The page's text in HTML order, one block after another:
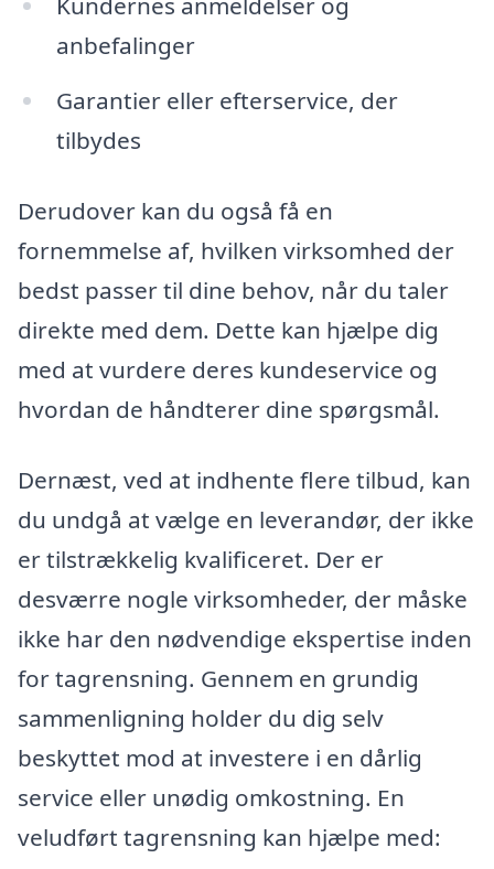
anbefalinger
Garantier eller efterservice, der
tilbydes
Derudover kan du også få en
fornemmelse af, hvilken virksomhed der
bedst passer til dine behov, når du taler
direkte med dem. Dette kan hjælpe dig
med at vurdere deres kundeservice og
hvordan de håndterer dine spørgsmål.
Dernæst, ved at indhente flere tilbud, kan
du undgå at vælge en leverandør, der ikke
er tilstrækkelig kvalificeret. Der er
desværre nogle virksomheder, der måske
ikke har den nødvendige ekspertise inden
for tagrensning. Gennem en grundig
sammenligning holder du dig selv
beskyttet mod at investere i en dårlig
service eller unødig omkostning. En
veludført tagrensning kan hjælpe med: